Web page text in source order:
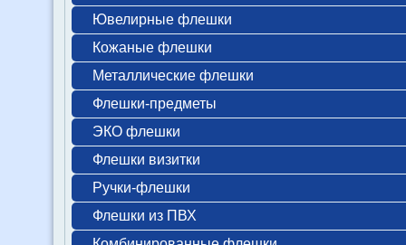
Ювелирные флешки
Кожаные флешки
Металлические флешки
Флешки-предметы
ЭКО флешки
Флешки визитки
Ручки-флешки
Флешки из ПВХ